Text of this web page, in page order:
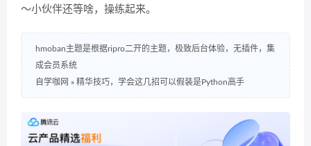
～小伙伴还等啥，操练起来。
hmoban主题是根据ripro二开的主题，极致后台体验，无插件，集
成会员系统
自学咖网 » 精华技巧，学会这几招可以假装是Python高手